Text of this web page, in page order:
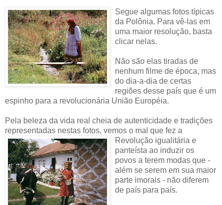
Segue algumas fotos típicas
da Polônia. Para vê-las em
uma maior resolução, basta
clicar nelas.
Não são elas tiradas de
nenhum filme de época, mas
do dia-a-dia de certas
regiões desse país que é um
espinho para a revolucionária União Européia.
Pela beleza da vida real cheia de autenticidade e tradições
representadas nestas fotos, vemos o mal que fez a
Revolução igualitária e
panteísta ao induzir os
povos a terem modas que -
além se serem em sua maior
parte imorais - não diferem
de país para país.